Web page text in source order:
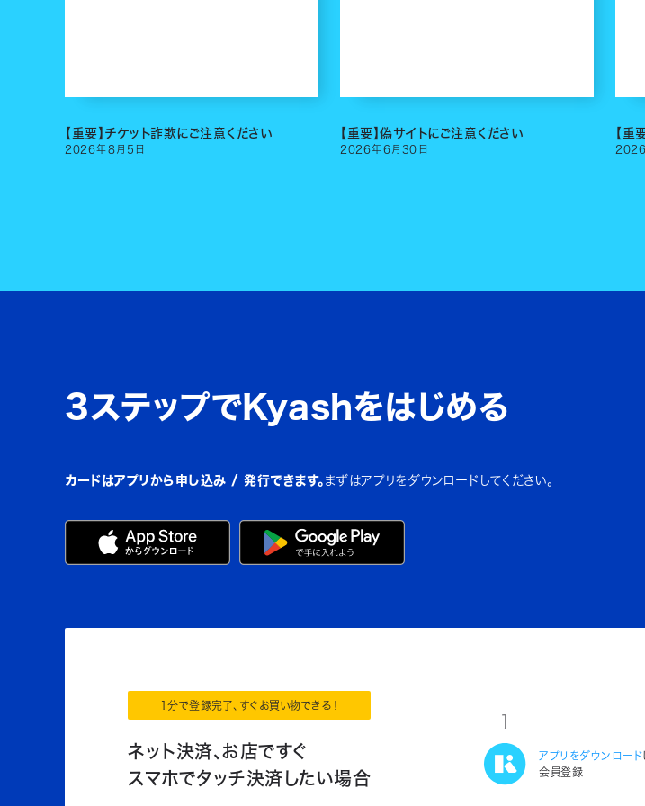
【重要】チケット詐欺にご注意ください
2026年8 月 5 日
【重要】偽サイトにご注意ください
2026年6 月 30 日
【重
2026
3ステップでKyashをはじめる
カードはアプリから申し込み / 発行できます。 まずはアプリをダウンロードしてください。
1分で登録完了、すぐお買い物できる！
ネット決済、お店ですぐ
スマホでタッチ決済したい場合
1
アプリをダウンロード
会員登録